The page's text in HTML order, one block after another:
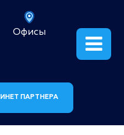
Офисы
ПАРТНЕРА